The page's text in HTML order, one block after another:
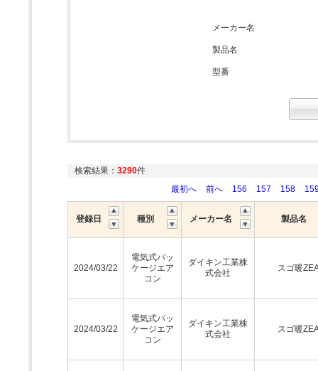
メーカー名
製品名
型番
検索結果： 3290件
最初へ
前へ 156 157 158
登録日 種別 メーカー名 製品名
2024/03/22
電気式パッ
ケージエア
コン
ダイキン工業株
式会社
スゴ暖
2024/03/22
電気式パッ
ケージエア
コン
ダイキン工業株
式会社
スゴ暖